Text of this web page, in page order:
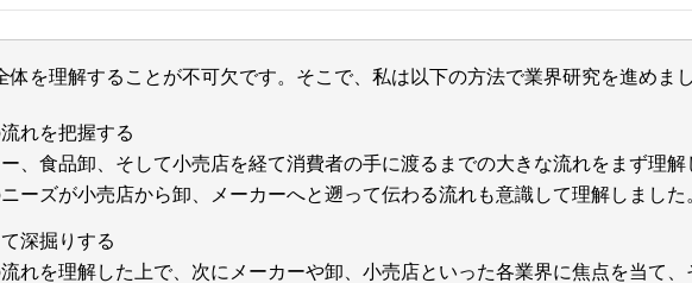
を理解することが不可欠です。そこで、私は以下の方法で業界研究を進めまし
れを把握する
、食品卸、そして小売店を経て消費者の手に渡るまでの大きな流れをまず理解
ーズが小売店から卸、メーカーへと遡って伝わる流れも意識して理解しました
深掘りする
れを理解した上で、次にメーカーや卸、小売店といった各業界に焦点を当て、